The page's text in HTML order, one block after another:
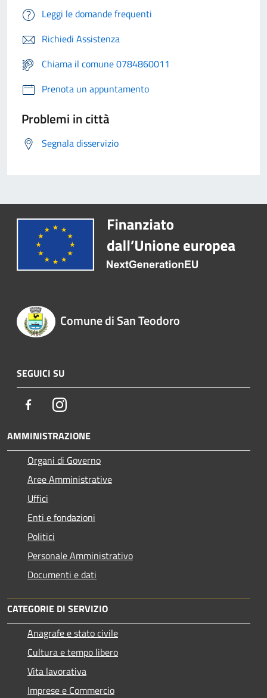
Leggi le domande frequenti
Richiedi Assistenza
Chiama il comune 0784860011
Prenota un appuntamento
Problemi in città
Segnala disservizio
Comune di San Teodoro
SEGUICI SU
FacebookInstagram
AMMINISTRAZIONE
Organi di Governo
Aree Amministrative
Uffici
Enti e fondazioni
Politici
Personale Amministrativo
Documenti e dati
CATEGORIE DI SERVIZIO
Anagrafe e stato civile
Cultura e tempo libero
Vita lavorativa
Imprese e Commercio